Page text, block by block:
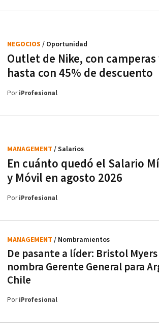
Outlet de Nike, con
hasta con 45% de descuento
NEGOCIOS / Oportunidad
PoriProfesional
En cuánto quedó el Salario
y Móvil en agosto 2026
MANAGEMENT / Salarios
PoriProfesional
De pasante a líder: Bristol
nombra Gerente General para
Chile
MANAGEMENT / Nombramientos
PoriProfesional